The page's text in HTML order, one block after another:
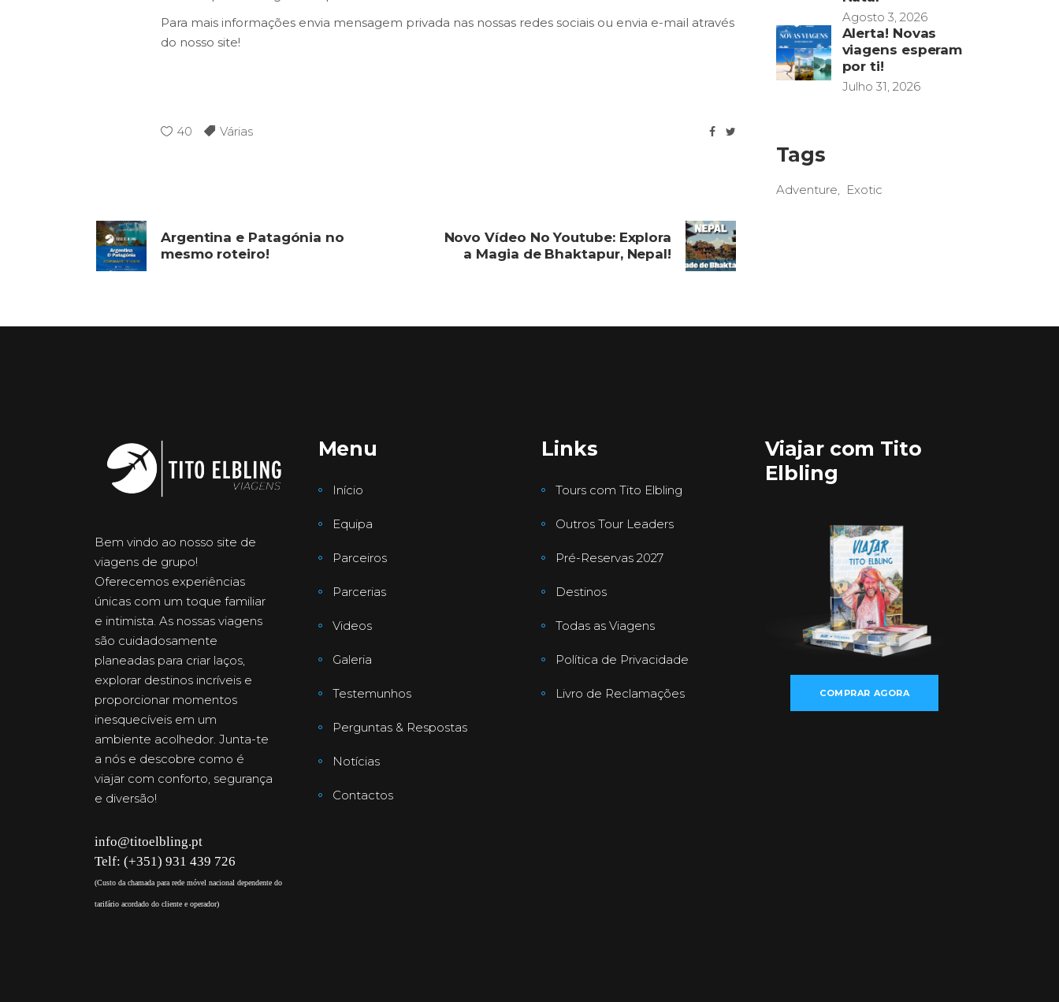
Para mais informações envia mensagem privada nas nossas redes sociais ou envia e-mail através
do nosso site!
40 Várias
Argentina e Patagónia no
mesmo roteiro!
Novo Vídeo No Youtube: Explora
a Magia de Bhaktapur, Nepal!
Agosto 3, 2026
Alerta! Novas
viagens esperam
por ti!
Julho 31, 2026
Tags
Adventure Exotic
Bem vindo ao nosso site de
viagens de grupo!
Oferecemos experiências
únicas com um toque familiar
e intimista. As nossas viagens
são cuidadosamente
planeadas para criar laços,
explorar destinos incríveis e
proporcionar momentos
inesquecíveis em um
ambiente acolhedor. Junta-te
a nós e descobre como é
viajar com conforto, segurança
e diversão!
info@titoelbling.pt
Telf: (+351) 931 439 726
(Custo da chamada para rede móvel nacional dependente do
tarifário acordado do cliente e operador)
Menu
Início
Equipa
Parceiros
Parcerias
Videos
Galeria
Testemunhos
Perguntas & Respostas
Notícias
Contactos
Links
Tours com Tito Elbling
Outros Tour Leaders
Pré-Reservas 2027
Destinos
Todas as Viagens
Política de Privacidade
Livro de Reclamações
Viajar com Tito
Elbling
COMPRAR AGORA